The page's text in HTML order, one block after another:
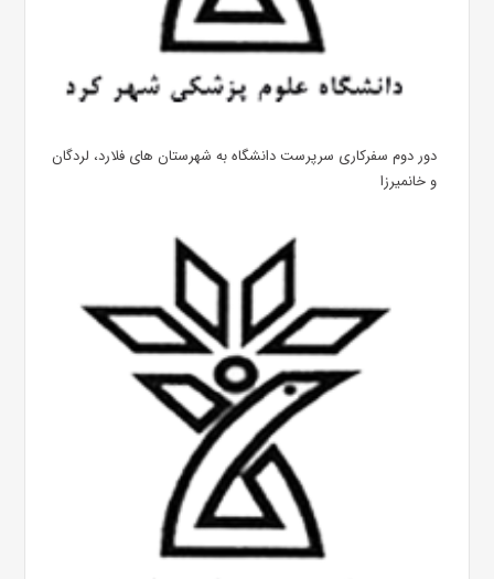
دور دوم سفرکاری سرپرست دانشگاه به شهرستان های فلارد، لردگان
و خانمیرزا